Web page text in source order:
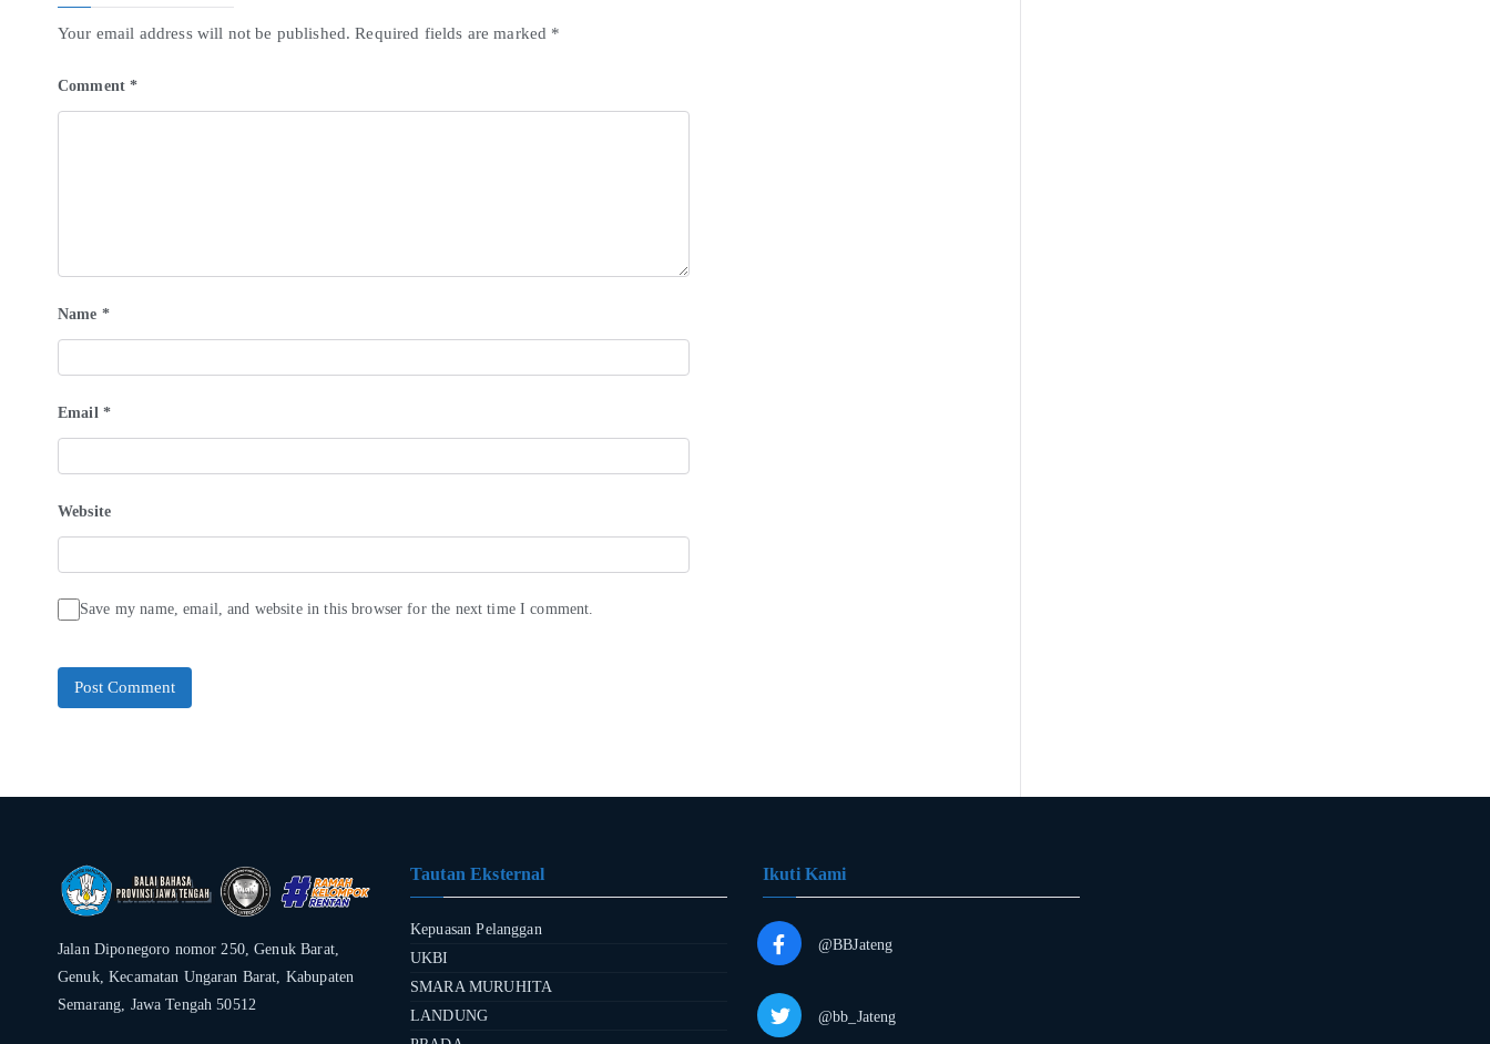
Your email address will not be published. Required fields are marked *
Comment*
Name *
Email *
Website
Save my name, email, and website in this browser for the next time I comment.
Jalan Diponegoro nomor 250, Genuk Barat,
Genuk, Kecamatan Ungaran Barat, Kabupaten
Semarang, Jawa Tengah 50512
Tautan Eksternal
Kepuasan Pelanggan
UKBI
SMARA MURUHITA
LANDUNG
Ikuti Kami
@BBJateng
@bb_Jateng